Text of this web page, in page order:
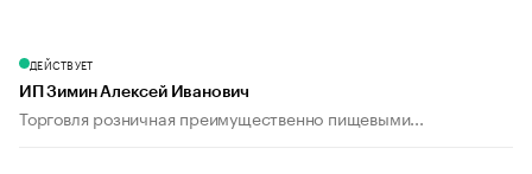
ДЕЙСТВУЕТ
ИП Зимин Алексей Иванович
Торговля розничная преимущественно пищевыми...